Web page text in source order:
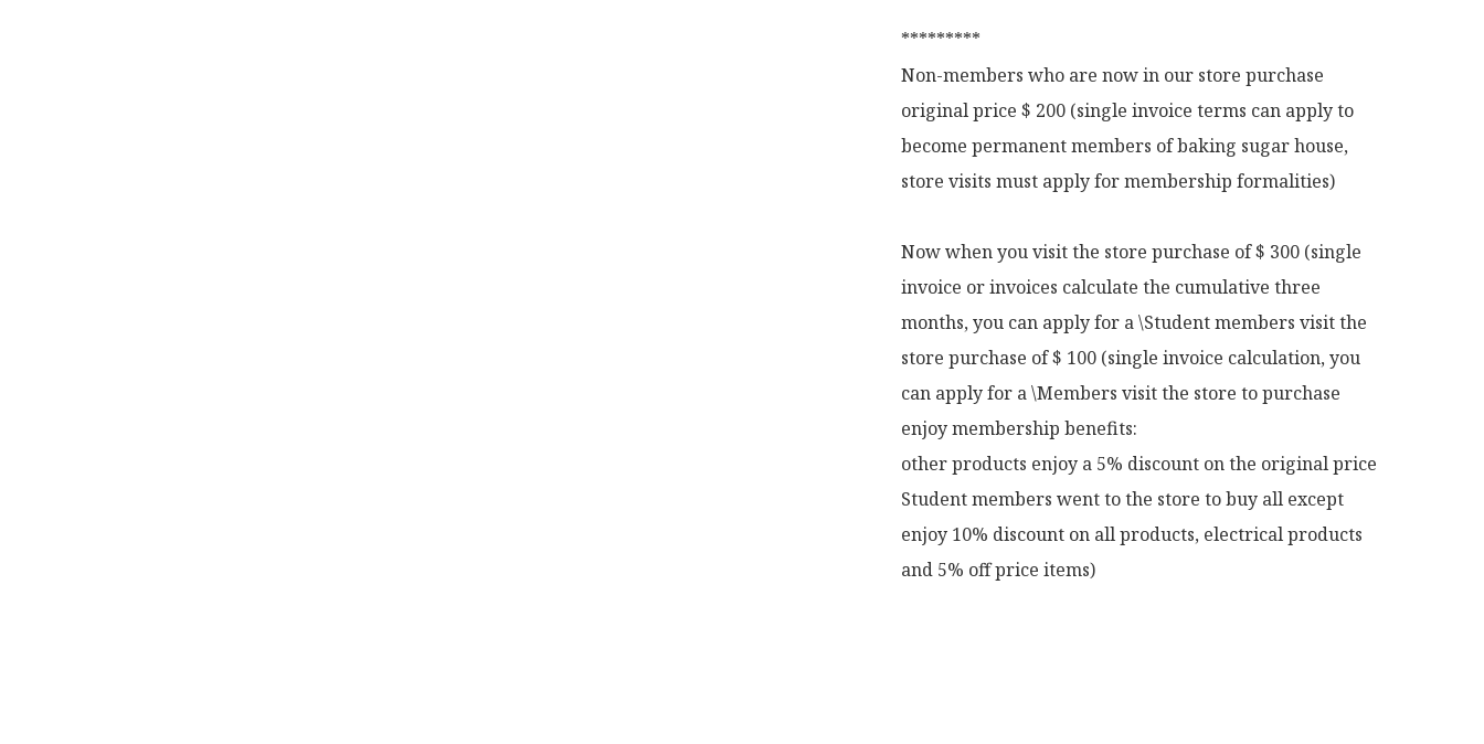
*********
Non-members who are now in our store purchase
original price $ 200 (single invoice terms can apply to
become permanent members of baking sugar house,
store visits must apply for membership formalities)
Now when you visit the store purchase of $ 300 (single
invoice or invoices calculate the cumulative three
months, you can apply for a \Student members visit the
store purchase of $ 100 (single invoice calculation, you
can apply for a \Members visit the store to purchase
enjoy membership benefits:
other products enjoy a 5% discount on the original price
Student members went to the store to buy all except
enjoy 10% discount on all products, electrical products
and 5% off price items)